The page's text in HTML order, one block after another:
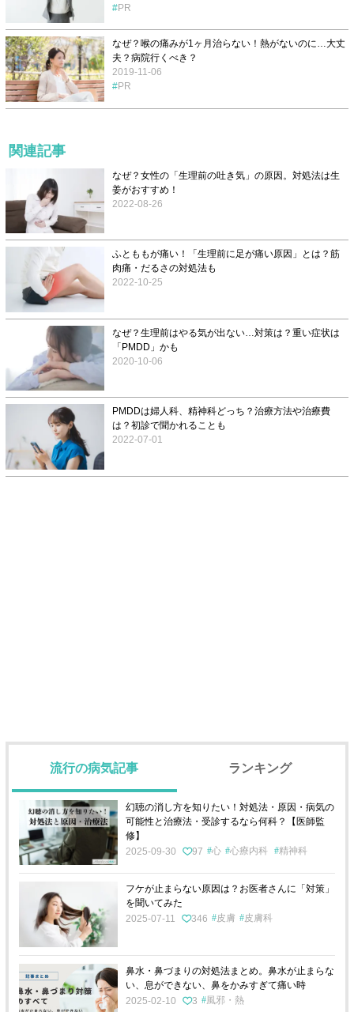
PR
なぜ？喉の痛みが1ヶ月治らない！熱がないのに…大丈
夫？病院行くべき？
2019-11-06
PR
関連記事
なぜ？女性の「生理前の吐き気」の原因。対処法は生
姜がおすすめ！
2022-08-26
ふとももが痛い！「生理前に足が痛い原因」とは？筋
肉痛・だるさの対処法も
2022-10-25
なぜ？生理前はやる気が出ない…対策は？重い症状は
「PMDD」かも
2020-10-06
PMDDは婦人科、精神科どっち？治療方法や治療費
は？初診で聞かれることも
2022-07-01
流行の病気記事 ランキング
幻聴の消し方を知りたい！対処法・原因・病気の
可能性と治療法・受診するなら何科？【医師監
修】
2025-09-30
97 心 心療内科 精神科
フケが止まらない原因は？お医者さんに「対策」
を聞いてみた
2025-07-11
346 皮膚 皮膚科
鼻水・鼻づまりの対処法まとめ。鼻水が止まらな
い、息ができない、鼻をかみすぎて痛い時
2025-02-10
3 風邪・熱